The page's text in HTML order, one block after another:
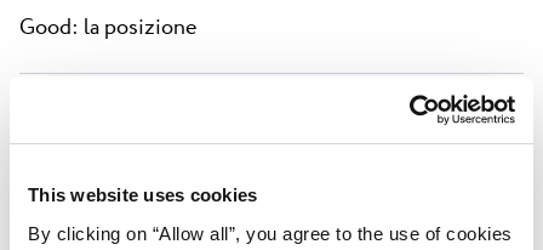
This website uses cookies
By clicking on “Allow all”, you agree to the use of cookies
Good: la posizione
mest.